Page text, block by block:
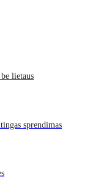
lietaus
sprendimas